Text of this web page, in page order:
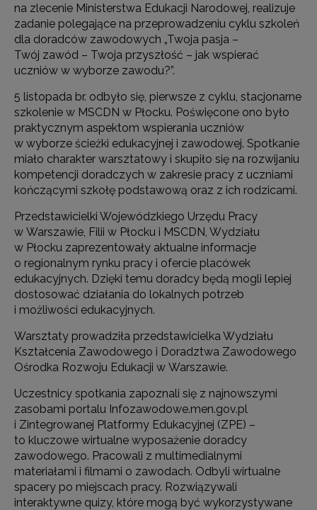
na zlecenie Ministerstwa Edukacji Narodowej, realizuje
zadanie polegające na przeprowadzeniu cyklu szkoleń
dla doradców zawodowych „Twoja pasja –
Twój zawód – Twoja przyszłość – jak wspierać
uczniów w wyborze zawodu?”.
5 listopada br. odbyło się, pierwsze z cyklu, stacjonarne
szkolenie w MSCDN w Płocku. Poświęcone ono było
praktycznym aspektom wspierania uczniów
w wyborze ścieżki edukacyjnej i zawodowej. Spotkanie
miało charakter warsztatowy i skupiło się na rozwijaniu
kompetencji doradczych w zakresie pracy z uczniami
kończącymi szkołę podstawową oraz z ich rodzicami.
Przedstawicielki Wojewódzkiego Urzędu Pracy
w Warszawie, Filii w Płocku i MSCDN, Wydziału
w Płocku zaprezentowały aktualne informacje
o regionalnym rynku pracy i ofercie placówek
edukacyjnych. Dzięki temu doradcy będą mogli lepiej
dostosować działania do lokalnych potrzeb
i możliwości edukacyjnych.
Warsztaty prowadziła przedstawicielka Wydziału
Kształcenia Zawodowego i Doradztwa Zawodowego
Ośrodka Rozwoju Edukacji w Warszawie.
Uczestnicy spotkania zapoznali się z najnowszymi
zasobami portalu Infozawodowe.men.gov.pl
i Zintegrowanej Platformy Edukacyjnej (ZPE) –
to kluczowe wirtualne wyposażenie doradcy
zawodowego. Pracowali z multimedialnymi
materiałami i filmami o zawodach. Odbyli wirtualne
spacery po miejscach pracy. Rozwiązywali
interaktywne quizy, które mogą być wykorzystywane